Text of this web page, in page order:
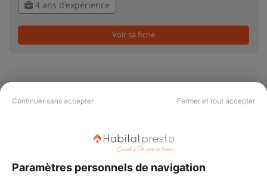
Continuer sans accepter Fermer et tout accepter
Paramètres personnels de navigation
4 ans d'expérience
Voir sa fiche
CHERCHER ?
Vous souhaitez réaliser des travaux et ne savez quel professionnel